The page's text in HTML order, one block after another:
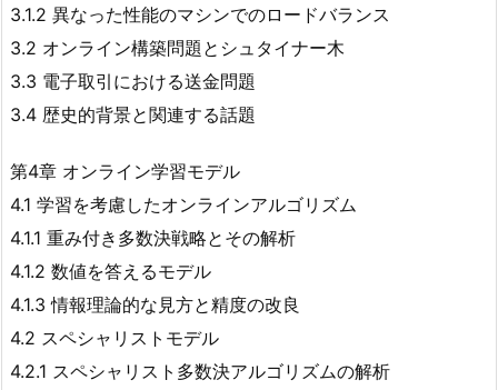
3.1.2 異なった性能のマシンでのロードバランス
3.2 オンライン構築問題とシュタイナー木
3.3 電子取引における送金問題
3.4 歴史的背景と関連する話題
第4章 オンライン学習モデル
4.1 学習を考慮したオンラインアルゴリズム
4.1.1 重み付き多数決戦略とその解析
4.1.2 数値を答えるモデル
4.1.3 情報理論的な見方と精度の改良
4.2 スペシャリストモデル
4.2.1 スペシャリスト多数決アルゴリズムの解析